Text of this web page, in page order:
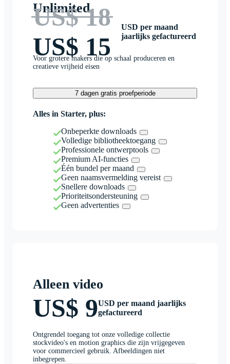
Unlimited
US$ 18
US$ 15
USD per maand
jaarlijks gefactureerd
Voor grotere makers die op schaal produceren en
creatieve vrijheid eisen
7 dagen gratis proefperiode
Alles in Starter, plus:
Onbeperkte downloads
Volledige bibliotheektoegang
Professionele ontwerptools
Premium AI-functies
Één bundel per maand
Geen naamsvermelding vereist
Snellere downloads
Prioriteitsondersteuning
Geen advertenties
Alleen video
US$ 9USD per maand jaarlijks
gefactureerd
Ontgrendel toegang tot onze volledige collectie
stockvideo's en motion graphics die zijn vrijgegeven
voor commercieel gebruik. Afbeeldingen niet
inbegrepen.